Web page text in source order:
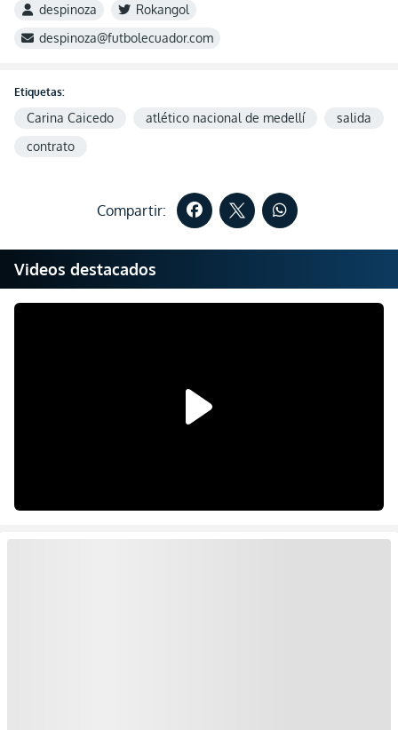
despinoza
Rokangol
despinoza@futbolecuador.com
Etiquetas:
Carina Caicedo atlético nacional de medellí
salida
contrato
Compartir:
Videos destacados